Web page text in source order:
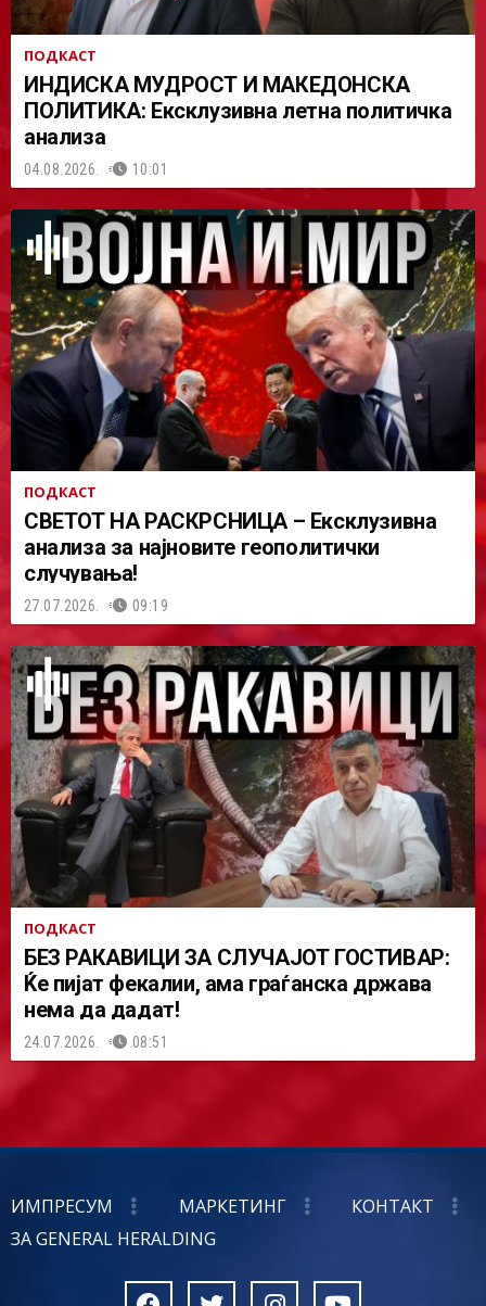
ПОДКАСТ
ИНДИСКА МУДРОСТ И МАКЕДОНСКА
ПОЛИТИКА: Ексклузивна летна политичка
анализа
04.08.2026. 10:01
ПОДКАСТ
СВЕТОТ НА РАСКРСНИЦА – Ексклузивна
анализа за најновите геополитички
случувања!
27.07.2026. 09:19
ПОДКАСТ
БЕЗ РАКАВИЦИ ЗА СЛУЧАЈОТ ГОСТИВАР:
Ќе пијат фекалии, ама граѓанска држава
нема да дадат!
24.07.2026. 08:51
ИМПРЕСУМ МАРКЕТИНГ
КОНТАКТ
ЗА GENERAL HERALDING